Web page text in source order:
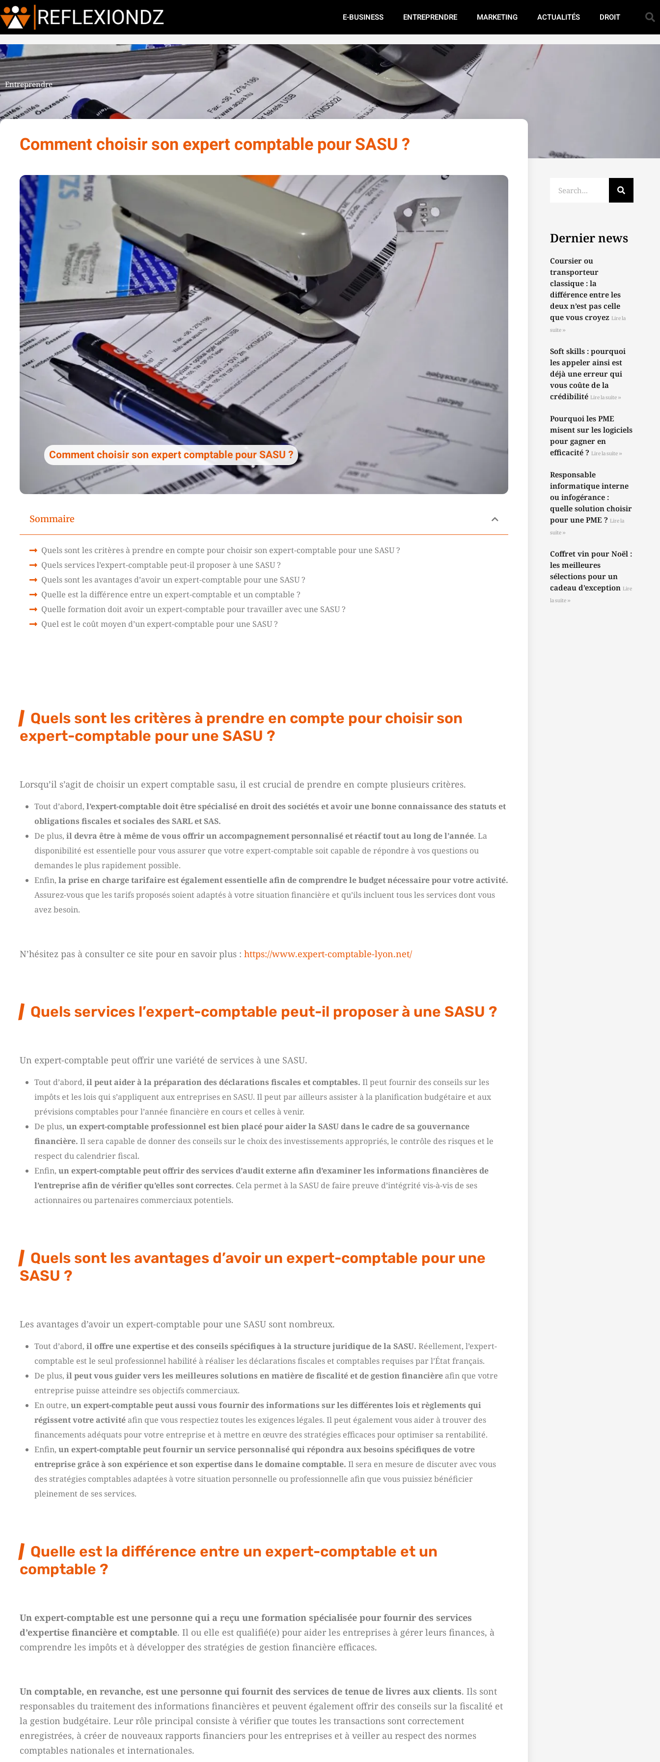
E-BUSINESS ENTREPRENDRE MARKETING ACTUALITÉS DROIT
Entreprendre
Comment choisir son expert comptable pour SASU ?
Comment choisir son expert comptable pour SASU ?
Sommaire
Quels sont les critères à prendre en compte pour choisir son expert-comptable pour une SASU ?
Quels services l’expert-comptable peut-il proposer à une SASU ?
Quels sont les avantages d’avoir un expert-comptable pour une SASU ?
Quelle est la différence entre un expert-comptable et un comptable ?
Quelle formation doit avoir un expert-comptable pour travailler avec une SASU ?
Quel est le coût moyen d’un expert-comptable pour une SASU ?
Quels sont les critères à prendre en compte pour choisir son
expert-comptable pour une SASU ?
Lorsqu’il s’agit de choisir un expert comptable sasu, il est crucial de prendre en compte plusieurs critères.
Tout d’abord, l’expert-comptable doit être spécialisé en droit des sociétés et avoir une bonne connaissance des statuts et
obligations fiscales et sociales des SARL et SAS.
De plus, il devra être à même de vous offrir un accompagnement personnalisé et réactif tout au long de l’année. La
disponibilité est essentielle pour vous assurer que votre expert-comptable soit capable de répondre à vos questions ou
demandes le plus rapidement possible.
Enfin, la prise en charge tarifaire est également essentielle afin de comprendre le budget nécessaire pour votre activité.
Assurez-vous que les tarifs proposés soient adaptés à votre situation financière et qu’ils incluent tous les services dont vous
avez besoin.
N’hésitez pas à consulter ce site pour en savoir plus : https://www.expert-comptable-lyon.net/
Quels services l’expert-comptable peut-il proposer à une SASU ?
Un expert-comptable peut offrir une variété de services à une SASU.
Tout d’abord, il peut aider à la préparation des déclarations fiscales et comptables. Il peut fournir des conseils sur les
impôts et les lois qui s’appliquent aux entreprises en SASU. Il peut par ailleurs assister à la planification budgétaire et aux
prévisions comptables pour l’année financière en cours et celles à venir.
De plus, un expert-comptable professionnel est bien placé pour aider la SASU dans le cadre de sa gouvernance
financière. Il sera capable de donner des conseils sur le choix des investissements appropriés, le contrôle des risques et le
respect du calendrier fiscal.
Enfin, un expert-comptable peut offrir des services d’audit externe afin d’examiner les informations financières de
l’entreprise afin de vérifier qu’elles sont correctes. Cela permet à la SASU de faire preuve d’intégrité vis-à-vis de ses
actionnaires ou partenaires commerciaux potentiels.
Quels sont les avantages d’avoir un expert-comptable pour une
SASU ?
Les avantages d’avoir un expert-comptable pour une SASU sont nombreux.
Tout d’abord, il offre une expertise et des conseils spécifiques à la structure juridique de la SASU. Réellement, l’expert-
comptable est le seul professionnel habilité à réaliser les déclarations fiscales et comptables requises par l’État français.
De plus, il peut vous guider vers les meilleures solutions en matière de fiscalité et de gestion financière afin que votre
entreprise puisse atteindre ses objectifs commerciaux.
En outre, un expert-comptable peut aussi vous fournir des informations sur les différentes lois et règlements qui
régissent votre activité afin que vous respectiez toutes les exigences légales. Il peut également vous aider à trouver des
financements adéquats pour votre entreprise et à mettre en œuvre des stratégies efficaces pour optimiser sa rentabilité.
Enfin, un expert-comptable peut fournir un service personnalisé qui répondra aux besoins spécifiques de votre
entreprise grâce à son expérience et son expertise dans le domaine comptable. Il sera en mesure de discuter avec vous
des stratégies comptables adaptées à votre situation personnelle ou professionnelle afin que vous puissiez bénéficier
pleinement de ses services.
Quelle est la différence entre un expert-comptable et un
comptable ?
Un expert-comptable est une personne qui a reçu une formation spécialisée pour fournir des services
d’expertise financière et comptable. Il ou elle est qualifié(e) pour aider les entreprises à gérer leurs finances, à
comprendre les impôts et à développer des stratégies de gestion financière efficaces.
Un comptable, en revanche, est une personne qui fournit des services de tenue de livres aux clients. Ils sont
responsables du traitement des informations financières et peuvent également offrir des conseils sur la fiscalité et
la gestion budgétaire. Leur rôle principal consiste à vérifier que toutes les transactions sont correctement
enregistrées, à créer de nouveaux rapports financiers pour les entreprises et à veiller au respect des normes
comptables nationales et internationales.
Dernier news
Coursier ou
transporteur
classique : la
différence entre les
deux n’est pas celle
que vous croyezLire la
suite »
Soft skills : pourquoi
les appeler ainsi est
déjà une erreur qui
vous coûte de la
crédibilitéLire la suite »
Pourquoi les PME
misent sur les logiciels
pour gagner en
efficacité ?Lire la suite »
Responsable
informatique interne
ou infogérance :
quelle solution choisir
pour une PME ?Lire la
suite »
Coffret vin pour Noël :
les meilleures
sélections pour un
cadeau d’exceptionLire
la suite »